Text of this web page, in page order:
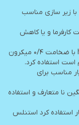
زیر سازی مناسب
کارفرما و یا کاهش
استفاده از رویه هایی با مغزی mdf با روکش hpl با ضخامت ۰/۴ میکرون
استفاده کرد.
مناسب برای
نا متعارف و استفاده
استفاده کرد استنلس